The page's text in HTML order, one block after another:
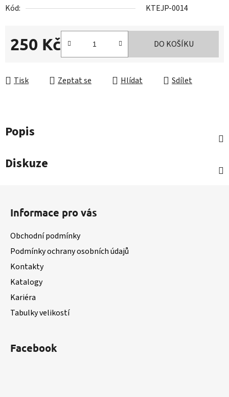
Kód:
KTEJP-0014
250 Kč DO KOŠÍKU
Tisk Zeptat se Hlídat Sdílet
Popis
Diskuze
Informace pro vás
Obchodní podmínky
Podmínky ochrany osobních údajů
Kontakty
Katalogy
Kariéra
Tabulky velikostí
Facebook